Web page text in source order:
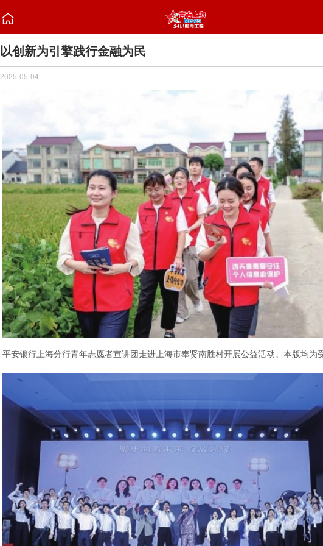

以创新为引擎践行金融为民
2025-05-04
平安银行上海分行青年志愿者宣讲团走进上海市奉贤南胜村开展公益活动。本版均为